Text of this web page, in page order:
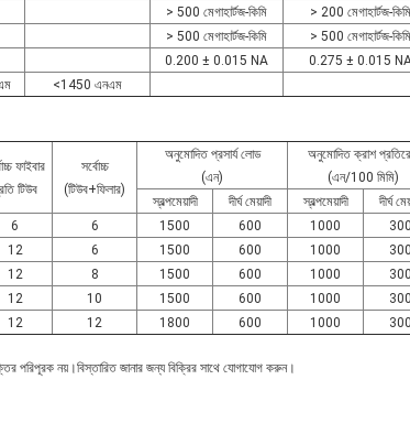
> 500 মেগাহার্টজ-কিমি
> 200 মেগাহার্টজ-কিমি
> 500 মেগাহার্টজ-কিমি
> 500 মেগাহার্টজ-কিমি
0.200 ± 0.015 NA
0.275 ± 0.015
<1450 এনএম
ফাইবার
টিউব
সর্বোচ্চ
(টিউব+ফিলার)
অনুমোদিত প্রসার্য লোড
(এন)
অনুমোদিত ক্রাশ
(এন/100 মিমি)
স্বল্পমেয়াদী
দীর্ঘ মেয়াদী স্বল্পমেয়াদী
দীর্ঘ
6 6 1500 600 1000
12 6 1500 600 1000
12 8 1500 600 1000
12 10 1500 600 1000
12 12 1800 600 1000
পরিপূরক নয়।বিস্তারিত জানার জন্য বিক্রির সাথে যোগাযোগ করুন।